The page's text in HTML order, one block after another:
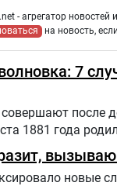
- агрегатор
на новость,
7
после
1881 года
новые